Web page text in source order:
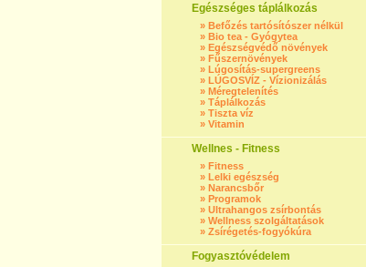
Egészséges táplálkozás
» Befőzés tartósítószer nélkül
» Bio tea - Gyógytea
» Egészségvédő növények
» Fűszernövények
» Lúgosítás-supergreens
» LÚGOSVÍZ - Vízionizálás
» Méregtelenítés
» Táplálkozás
» Tiszta víz
» Vitamin
Wellnes - Fitness
» Fitness
» Lelki egészség
» Narancsbőr
» Programok
» Ultrahangos zsírbontás
» Wellness szolgáltatások
» Zsírégetés-fogyókúra
Fogyasztóvédelem